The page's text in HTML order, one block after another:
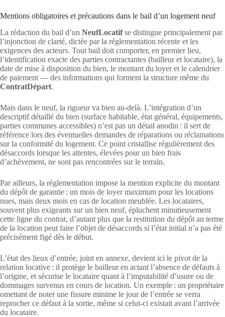
Mentions obligatoires et précautions dans le bail d’un logement neuf
La rédaction du bail d’un NeufLocatifse distingue principalement par
l’injonction de clarté, dictée par la réglementation récente et les
exigences des acteurs. Tout bail doit comporter, en premier lieu,
l’identification exacte des parties contractantes (bailleur et locataire), la
date de mise à disposition du bien, le montant du loyer et le calendrier
de paiement — des informations qui forment la structure même du
ContratDépart.
Mais dans le neuf, la rigueur va bien au-delà. L’intégration d’un
descriptif détaillé du bien (surface habitable, état général, équipements,
parties communes accessibles) n’est pas un détail anodin : il sert de
référence lors des éventuelles demandes de réparations ou réclamations
sur la conformité du logement. Ce point cristallise régulièrement des
désaccords lorsque les attentes, élevées pour un bien frais
d’achèvement, ne sont pas rencontrées sur le terrain.
Par ailleurs, la réglementation impose la mention explicite du montant
du dépôt de garantie : un mois de loyer maximum pour les locations
nues, mais deux mois en cas de location meublée. Les locataires,
souvent plus exigeants sur un bien neuf, épluchent minutieusement
cette ligne du contrat, d’autant plus que la restitution du dépôt au terme
de la location peut faire l’objet de désaccords si l’état initial n’a pas été
précisément figé dès le début.
L’état des lieux d’entrée, joint en annexe, devient ici le pivot de la
relation locative : il protège le bailleur en actant l’absence de défauts à
l’origine, et sécurise le locataire quant à l’imputabilité d’usure ou de
dommages survenus en cours de location. Un exemple : un propriétaire
omettant de noter une fissure minime le jour de l’entrée se verra
reprocher ce défaut à la sortie, même si celui-ci existait avant l’arrivée
du locataire.